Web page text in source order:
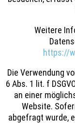
Weitere
https://
Die Verwendung
6 Abs. 1 lit. f
an einer
Website.
abgefragt wurde,